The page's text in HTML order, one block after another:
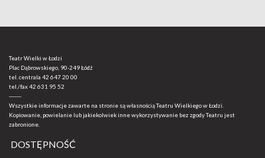
Teatr Wielki w Łodzi
Plac Dąbrowskiego, 90-249 Łódź
tel. centrala 42 647 20 00
tel./fax42 631 95 52
-------
Wszystkie informacje zawarte na stronie są własnością Teatru Wielkiego w Łodzi.
Kopiowanie, powielanie lub jakiekolwiek inne wykorzystywanie bez zgody Teatru jest
zabronione.
DOSTĘPNOŚĆ